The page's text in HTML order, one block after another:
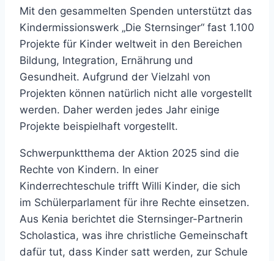
Mit den gesammelten Spenden unterstützt das
Kindermissionswerk „Die Sternsinger“ fast 1.100
Projekte für Kinder weltweit in den Bereichen
Bildung, Integration, Ernährung und
Gesundheit. Aufgrund der Vielzahl von
Projekten können natürlich nicht alle vorgestellt
werden. Daher werden jedes Jahr einige
Projekte beispielhaft vorgestellt.
Schwerpunktthema der Aktion 2025 sind die
Rechte von Kindern. In einer
Kinderrechteschule trifft Willi Kinder, die sich
im Schülerparlament für ihre Rechte einsetzen.
Aus Kenia berichtet die Sternsinger-Partnerin
Scholastica, was ihre christliche Gemeinschaft
dafür tut, dass Kinder satt werden, zur Schule